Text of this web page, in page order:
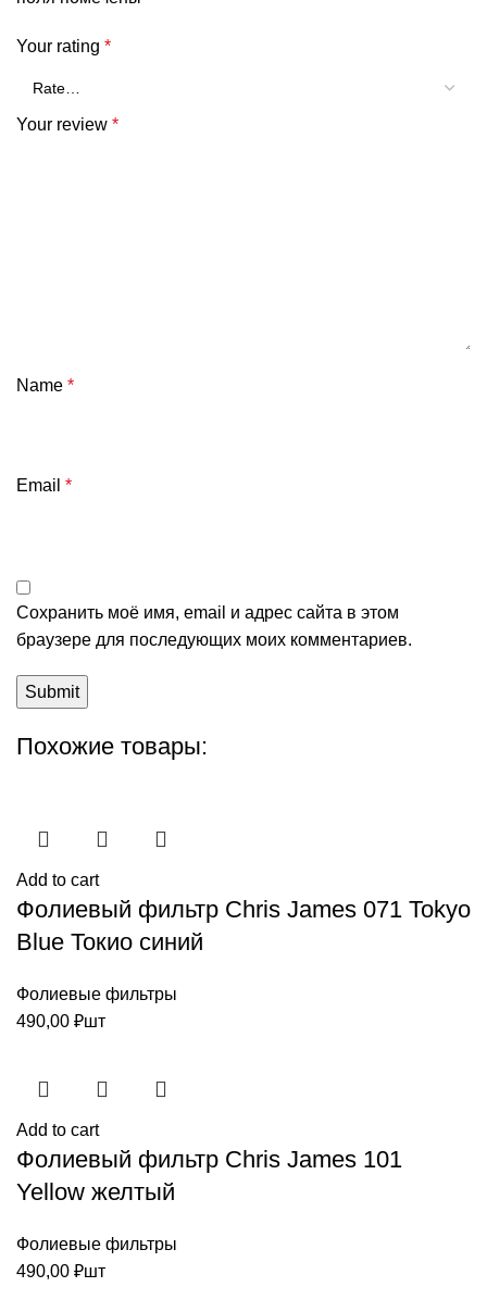
Your rating *
Your review *
Name *
Email *
Сохранить моё имя, email и адрес сайта в этом
браузере для последующих моих комментариев.
Похожие товары:
Add to cart
Фолиевый фильтр Chris James 071 Tokyo
Blue Токио синий
Фолиевые фильтры
490,00 ₽шт
Add to cart
Фолиевый фильтр Chris James 101
Yellow желтый
Фолиевые фильтры
490,00 ₽шт